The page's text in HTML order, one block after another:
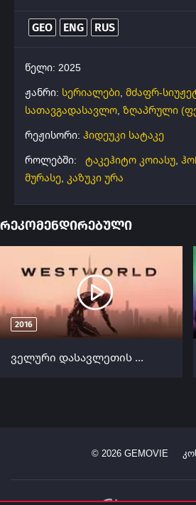
GEO ENG RUS
წელი: 2025
ჟანრი: სერიალები, მძაფრ-
სათავგადასავლო, ზღაპრული
რეჟისორი: ჰიდეუკი სატაკე
როლებში:
ტაკეჰიტო კოიასუ,
მურასე, კაზუკი ურა
რეკომენდირებული
2016
ველური დასავლეთის სამყარო (ქართულად) / Westworld (Veluri Dasavletis Samyaro Qartulad) ქართულად 2016
© 2026GEMOVIE